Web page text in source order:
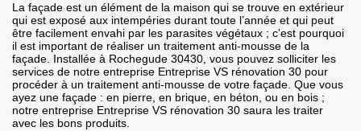
La façade est un élément de la maison qui se trouve en extérieur
qui est exposé aux intempéries durant toute l’année et qui peut
être facilement envahi par les parasites végétaux ; c’est pourquoi
il est important de réaliser un traitement anti-mousse de la
façade. Installée à Rochegude 30430, vous pouvez solliciter les
services de notre entreprise Entreprise VS rénovation 30 pour
procéder à un traitement anti-mousse de votre façade. Que vous
ayez une façade : en pierre, en brique, en béton, ou en bois ;
notre entreprise Entreprise VS rénovation 30 saura les traiter
avec les bons produits.